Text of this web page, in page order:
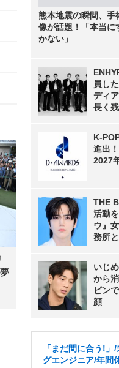
熊本地震の瞬間、手
像が話題！「本当に
かない」
員し
ディ
長く
K-
進出
2027
THE
活動
ウ』
務所
いじ
から
ピン
顔
「まだ間に合う!
グエンジニア/年間